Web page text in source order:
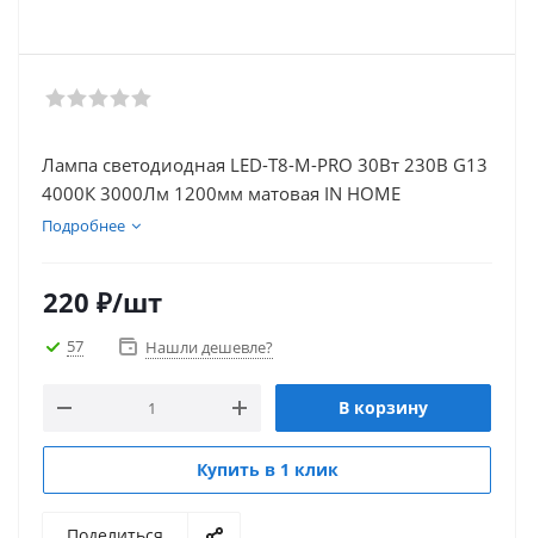
Лампа светодиодная LED-T8-М-PRO 30Вт 230В G13
4000К 3000Лм 1200мм матовая IN HOME
Подробнее
220 ₽/шт
57 Нашли дешевле?
В корзину
Купить в 1 клик